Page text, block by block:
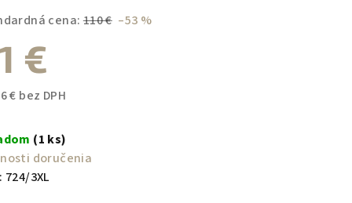
cena: 110 € –53 %
€
€ bez DPH
(1 ks)
doručenia
724/3XL